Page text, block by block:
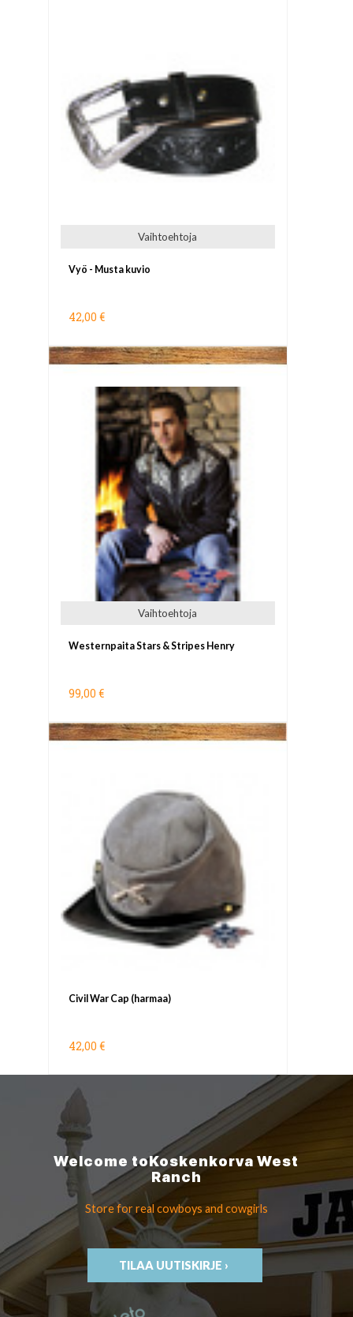
Vaihtoehtoja
Vyö - Musta kuvio
42,00 €
Vaihtoehtoja
Westernpaita Stars & Stripes Henry
99,00 €
Civil War Cap (harmaa)
42,00 €
Welcome toKoskenkorvaWest
Ranch
Store for real cowboys and cowgirls
TILAA UUTISKIRJE ›